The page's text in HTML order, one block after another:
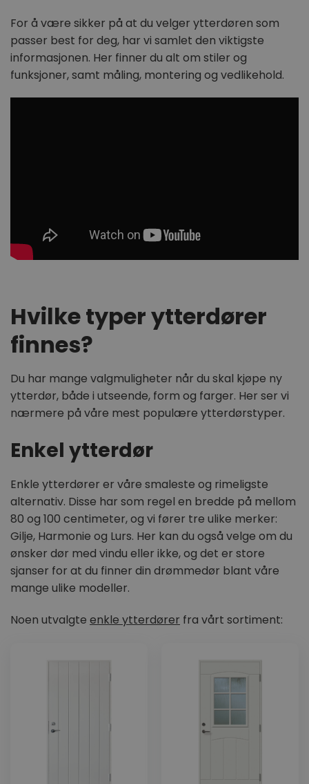
For å være sikker på at du velger ytterdøren som
passer best for deg, har vi samlet den viktigste
informasjonen. Her finner du alt om stiler og
funksjoner, samt måling, montering og vedlikehold.
Hvilke typer ytterdører
finnes?
Du har mange valgmuligheter når du skal kjøpe ny
ytterdør, både i utseende, form og farger. Her ser vi
nærmere på våre mest populære ytterdørstyper.
Enkel ytterdør
Enkle ytterdører er våre smaleste og rimeligste
alternativ. Disse har som regel en bredde på mellom
80 og 100 centimeter, og vi fører tre ulike merker:
Gilje, Harmonie og Lurs. Her kan du også velge om du
ønsker dør med vindu eller ikke, og det er store
sjanser for at du finner din drømmedør blant våre
mange ulike modeller.
Noen utvalgte enkle ytterdører fra vårt sortiment: